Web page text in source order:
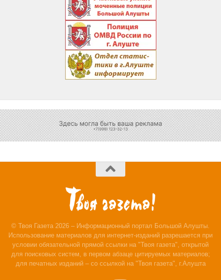
© Твоя Газета 2026 – Информационный портал Большой Алушты.
Использование материалов для интернет-изданий разрешается при
условии обязательной прямой ссылки на "Твоя газета", открытой
для поисковых систем, в первом абзаце цитируемых материалов;
для печатных изданий – со ссылкой на "Твоя газета", г.Алушта